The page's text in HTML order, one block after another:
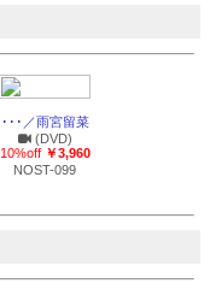
･･･／雨宮留菜
(DVD)
10%off ￥3,960
NOST-099